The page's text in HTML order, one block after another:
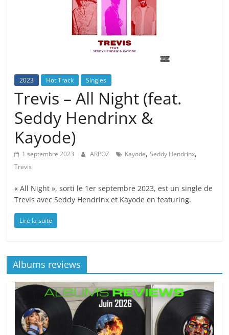
2023 Hot Track Singles
Trevis – All Night (feat.
Seddy Hendrinx &
Kayode)
1 septembre 2023 ARPOZ Kayode,Seddy Hendrinx,
Trevis
« All Night », sorti le 1er septembre 2023, est un single de
Trevis avec Seddy Hendrinx et Kayode en featuring.
Lire la suite
Albums reviews